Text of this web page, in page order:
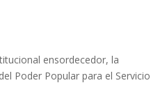
ensordecedor, la
Poder Popular para el Servicio